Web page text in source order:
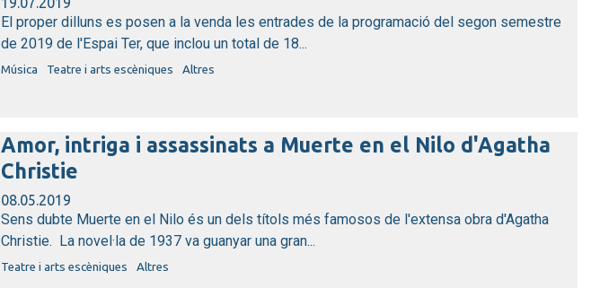
El proper dilluns es posen a la venda les entrades de la programació del segon semestre
de 2019 de l'Espai Ter, que inclou un total de 18...
Música Teatre i arts escèniques Altres
Amor, intriga i assassinats a Muerte en el Nilo d'Agatha
Christie
08.05.2019
Sens dubte Muerte en el Nilo és un dels títols més famosos de l'extensa obra d'Agatha
Christie. La novel·la de 1937 va guanyar una gran...
Teatre i arts escèniques Altres